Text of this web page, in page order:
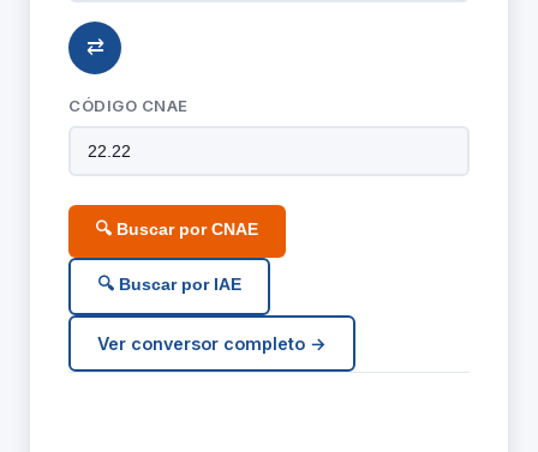
⇄
CÓDIGO CNAE
🔍 Buscar por CNAE
🔍 Buscar por IAE
Ver conversor completo →